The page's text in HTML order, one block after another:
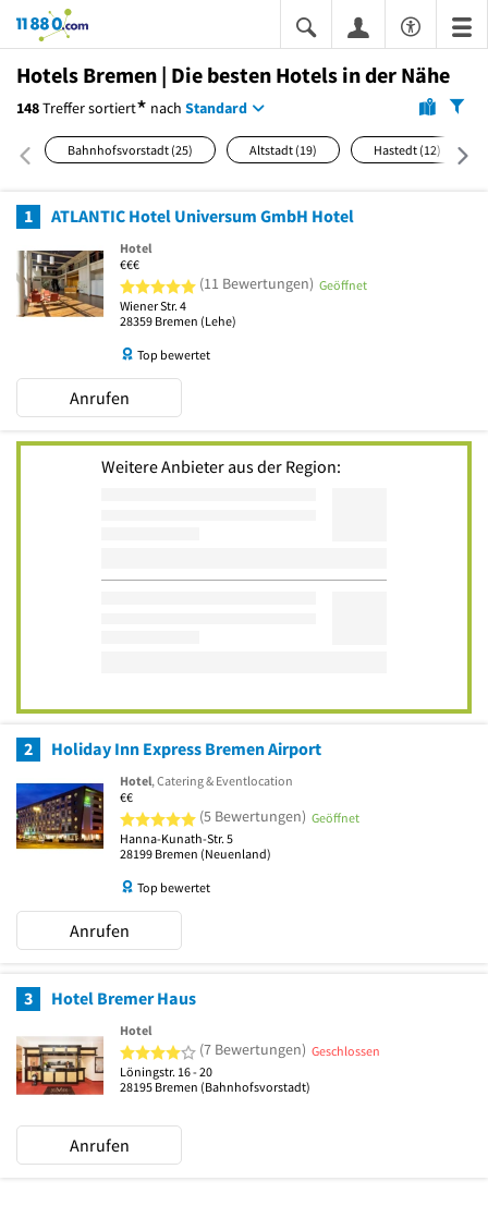
11880.com
Hotels Bremen | Die besten Hotels in der Nähe
148Treffersortiert* nach Standard
Bahnhofsvorstadt (25) Altstadt (19) Hastedt (12)
1 ATLANTIC Hotel Universum GmbH Hotel
Hotel
€€€
5 von 5 Sternen
(11 Bewertungen) Geöffnet
Wiener Str. 4
28359 Bremen (Lehe)
Top bewertet
Anrufen
Weitere Anbieter aus der Region:
2 Holiday Inn Express Bremen Airport
Hotel, Catering & Eventlocation
€€
5 von 5 Sternen
(5 Bewertungen) Geöffnet
Hanna-Kunath-Str. 5
28199 Bremen (Neuenland)
Top bewertet
Anrufen
3 Hotel Bremer Haus
Hotel
4 von 5 Sternen
(7 Bewertungen) Geschlossen
Löningstr. 16 - 20
28195 Bremen (Bahnhofsvorstadt)
Anrufen